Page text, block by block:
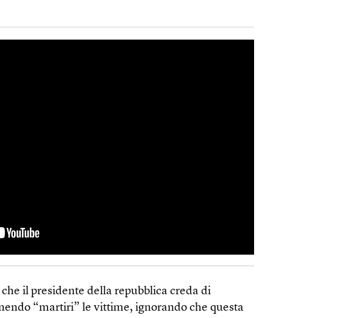
il presidente della repubblica creda di
“martiri” le vittime, ignorando che questa